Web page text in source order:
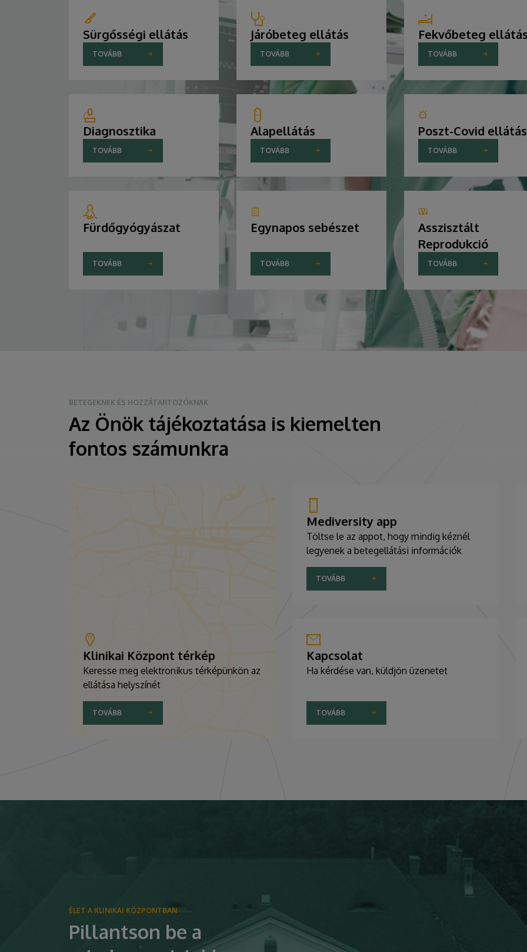
Sürgősségi ellátás
TOVÁBB
Járóbeteg ellátás
TOVÁBB
Fekvőbeteg
TOVÁBB
Diagnosztika
TOVÁBB
Alapellátás
TOVÁBB
Poszt-Covid ellátás
TOVÁBB
Fürdőgyógyászat
TOVÁBB
Egynapos sebészet
TOVÁBB
Asszisztált
Reprodukció
TOVÁBB
BETEGEKNEK ÉS HOZZÁTARTOZÓKNAK
Az Önök tájékoztatása is kiemelten
fontos számunkra
Klinikai Központ térkép
Keresse meg elektronikus térképünkön az
ellátása helyszínét
TOVÁBB
Mediversity app
Töltse le az appot, hogy mindig kéznél
legyenek a betegellátási információk
TOVÁBB
Kapcsolat
Ha kérdése van, küldjön üzenetet
TOVÁBB
ÉLET A KLINIKAI KÖZPONTBAN
Pillantson be a